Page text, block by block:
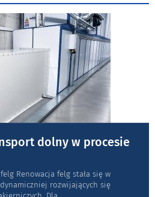
dolny w procesie
Renowacja felg stała się w
rozwijających się